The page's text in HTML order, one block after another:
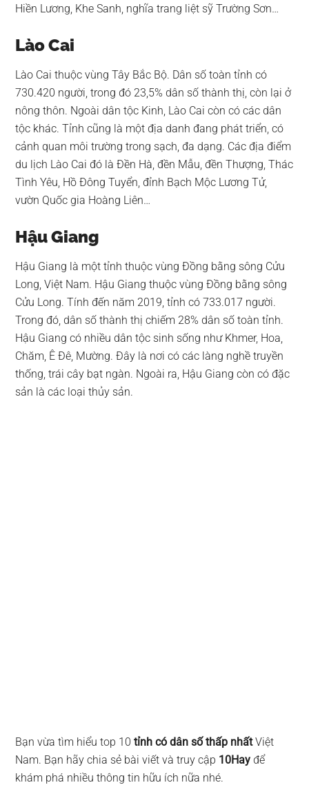
Hiền Lương, Khe Sanh, nghĩa trang liệt sỹ Trường Sơn…
Lào Cai
Lào Cai thuộc vùng Tây Bắc Bộ. Dân số toàn tỉnh có
730.420 người, trong đó 23,5% dân số thành thị, còn lại ở
nông thôn. Ngoài dân tộc Kinh, Lào Cai còn có các dân
tộc khác. Tỉnh cũng là một địa danh đang phát triển, có
cảnh quan môi trường trong sạch, đa dạng. Các địa điểm
du lịch Lào Cai đó là Đền Hà, đền Mẫu, đền Thượng, Thác
Tình Yêu, Hồ Đông Tuyển, đỉnh Bạch Mộc Lương Tử,
vườn Quốc gia Hoàng Liên…
Hậu Giang
Hậu Giang là một tỉnh thuộc vùng Đồng bằng sông Cửu
Long, Việt Nam. Hậu Giang thuộc vùng Đồng bằng sông
Cửu Long. Tính đến năm 2019, tỉnh có 733.017 người.
Trong đó, dân số thành thị chiếm 28% dân số toàn tỉnh.
Hậu Giang có nhiều dân tộc sinh sống như Khmer, Hoa,
Chăm, Ê Đê, Mường. Đây là nơi có các làng nghề truyền
thống, trái cây bạt ngàn. Ngoài ra, Hậu Giang còn có đặc
sản là các loại thủy sản.
Bạn vừa tìm hiểu top 10 tỉnh có dân số thấp nhấtViệt
Nam. Bạn hãy chia sẻ bài viết và truy cập 10Hay để
khám phá nhiều thông tin hữu ích nữa nhé.